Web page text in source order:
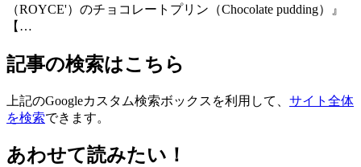
（ROYCE'）のチョコレートプリン（Chocolate pudding）』
【…
記事の検索はこちら
上記のGoogleカスタム検索ボックスを利用して、 サイト全体
を検索できます。
あわせて読みたい！